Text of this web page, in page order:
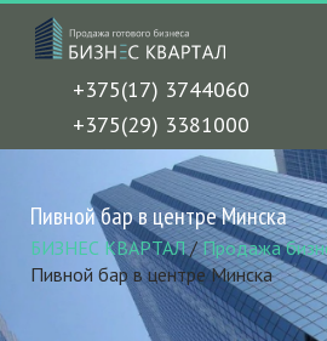
+375(17) 3744060
+375(29) 3381000
Пивной бар в центре Минска
БИЗНЕС КВАРТАЛ/Продажа
Пивной бар в центре Минска